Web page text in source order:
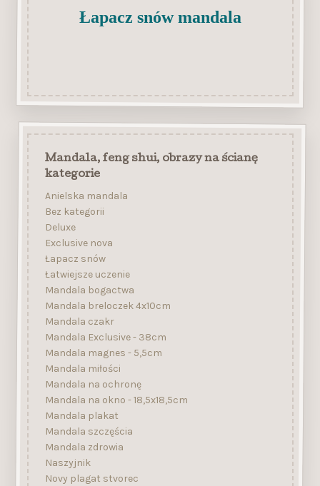
Łapacz snów mandala
Mandala, feng shui, obrazy na ścianę
kategorie
Anielska mandala
Bez kategorii
Deluxe
Exclusive nova
Łapacz snów
Łatwiejsze uczenie
Mandala bogactwa
Mandala breloczek 4x10cm
Mandala czakr
Mandala Exclusive - 38cm
Mandala magnes - 5,5cm
Mandala miłości
Mandala na ochronę
Mandala na okno - 18,5x18,5cm
Mandala plakat
Mandala szczęścia
Mandala zdrowia
Naszyjnik
Novy plagat stvorec